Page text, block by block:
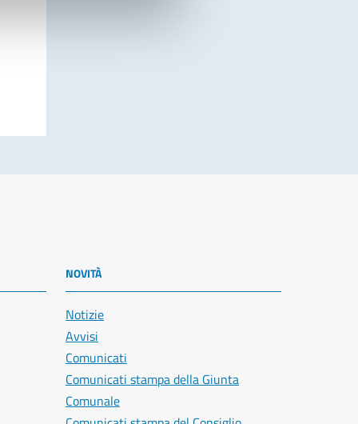
NOVITÀ
Notizie
Avvisi
Comunicati
Comunicati stampa della Giunta
Comunale